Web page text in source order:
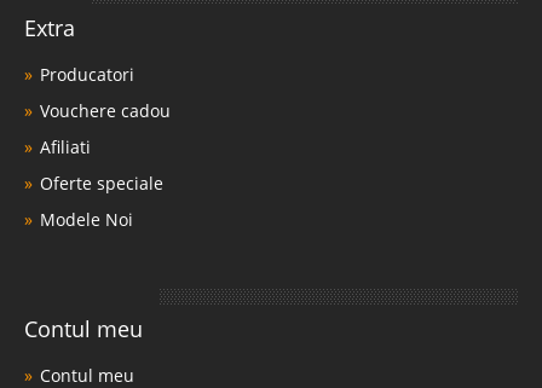
Extra
Producatori
Vouchere cadou
Afiliati
Oferte speciale
Modele Noi
Contul meu
Contul meu